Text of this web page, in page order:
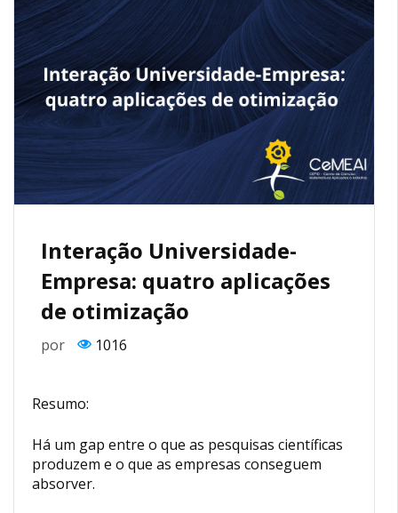
Interação Universidade-
Empresa: quatro aplicações
de otimização
por 1016
Resumo:
Há um gap entre o que as pesquisas científicas
produzem e o que as empresas conseguem
absorver.